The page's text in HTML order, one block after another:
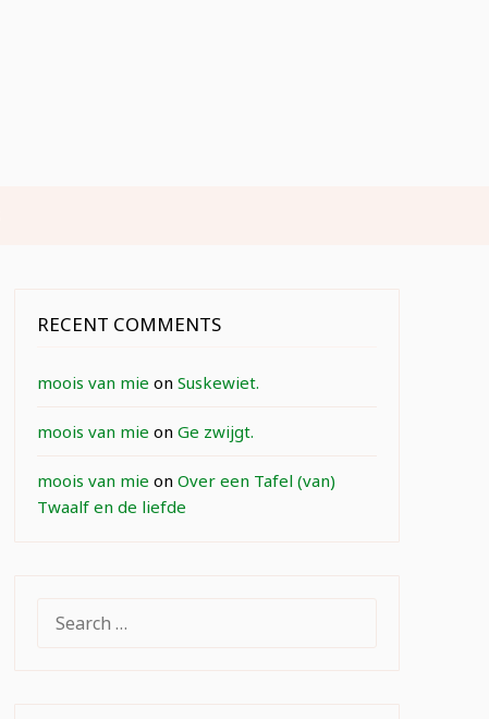
RECENT COMMENTS
moois van mie on Suskewiet.
moois van mie on Ge zwijgt.
moois van mie on Over een Tafel (van)
Twaalf en de liefde
FOR: